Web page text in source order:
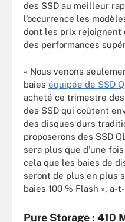
des SSD au meilleur
l’occurrence les
dont les prix rejoignent
des performances
« Nous venons
baies équipée de SSD
acheté ce trimestre des
des SSD qui coûtent
des disques durs
proposerons des SSD
sera plus que d’une
cela que les baies de
seront de plus en plus
baies 100 % Flash », a-
Pure Storage : 410